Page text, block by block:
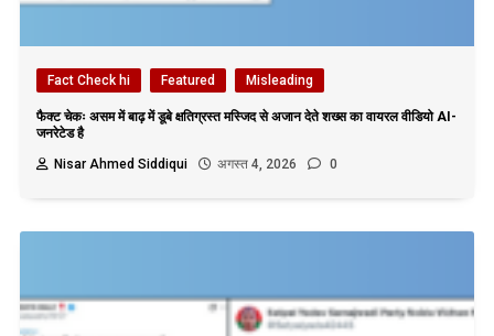
Fact Check hi Featured Misleading
फैक्ट चेकः असम में बाढ़ में डूबे क्षतिग्रस्त मस्जिद से अजान देते शख्स का वायरल वीडियो AI-
जनरेटेड है
Nisar Ahmed Siddiqui
अगस्त 4, 2026 0